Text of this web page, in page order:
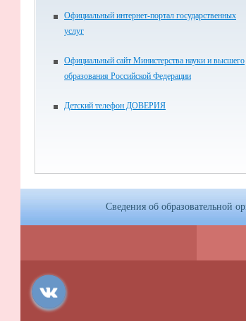
Официальный интернет-портал государственных
услуг
Официальный сайт Министерства науки и высшего
образования Российской Федерации
Детский телефон ДОВЕРИЯ
Сведения об образовательной